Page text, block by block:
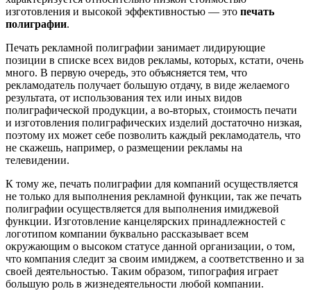
изготовления и высокой эффективностью — это печать
полиграфии.
Печать рекламной полиграфии занимает лидирующие
позиции в списке всех видов рекламы, которых, кстати, очень
много. В первую очередь, это объясняется тем, что
рекламодатель получает большую отдачу, в виде желаемого
результата, от использования тех или иных видов
полиграфической продукции, а во-вторых, стоимость печати
и изготовления полиграфических изделий достаточно низкая,
поэтому их может себе позволить каждый рекламодатель, что
не скажешь, например, о размещении рекламы на
телевидении.
К тому же, печать полиграфии для компаний осуществляется
не только для выполнения рекламной функции, так же печать
полиграфии осуществляется для выполнения имиджевой
функции. Изготовление канцелярских принадлежностей с
логотипом компании буквально рассказывает всем
окружающим о высоком статусе данной организации, о том,
что компания следит за своим имиджем, а соответственно и за
своей деятельностью. Таким образом, типография играет
большую роль в жизнедеятельности любой компании.